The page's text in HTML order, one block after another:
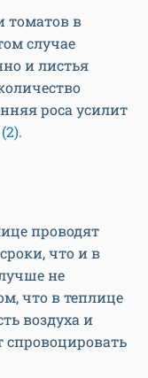
томатов в
случае
и листья
роса усилит
(2).
проводят
что и в
не
что в теплице
воздуха и
спровоцировать